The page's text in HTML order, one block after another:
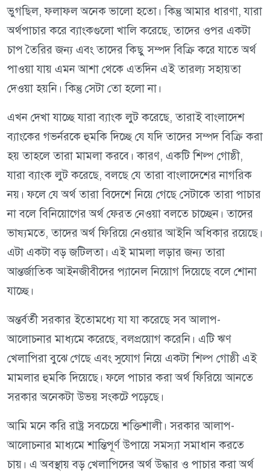
ভুগছিল, ফলাফল অনেক ভালো হতো। কিন্তু আমার ধারণা, যারা
অর্থপাচার করে ব্যাংকগুলো খালি করেছে, তাদের ওপর একটা
চাপ তৈরির জন্য এবং তাদের কিছু সম্পদ বিক্রি করে যাতে অর্থ
পাওয়া যায় এমন আশা থেকে এতদিন এই তারল্য সহায়তা
দেওয়া হয়নি। কিন্তু সেটা তো হলো না।
এখন দেখা যাচ্ছে যারা ব্যাংক লুট করেছে, তারাই বাংলাদেশ
ব্যাংকের গভর্নরকে হুমকি দিচ্ছে যে যদি তাদের সম্পদ বিক্রি করা
হয় তাহলে তারা মামলা করবে। কারণ, একটি শিল্প গোষ্ঠী,
যারা ব্যাংক লুট করেছে, বলছে যে তারা বাংলাদেশের নাগরিক
নয়। ফলে যে অর্থ তারা বিদেশে নিয়ে গেছে সেটাকে তারা পাচার
না বলে বিনিয়োগের অর্থ ফেরত নেওয়া বলতে চাচ্ছেন। তাদের
ভাষ্যমতে, তাদের অর্থ ফিরিয়ে নেওয়ার আইনি অধিকার রয়েছে।
এটা একটা বড় জটিলতা। এই মামলা লড়ার জন্য তারা
আন্তর্জাতিক আইনজীবীদের প্যানেল নিয়োগ দিয়েছে বলে শোনা
যাচ্ছে।
অন্তর্বর্তী সরকার ইতোমধ্যে যা যা করেছে সব আলাপ-
আলোচনার মাধ্যমে করেছে, বলপ্রয়োগ করেনি। এটি ঋণ
খেলাপিরা বুঝে গেছে এবং সুযোগ নিয়ে একটা শিল্প গোষ্ঠী এই
মামলার হুমকি দিয়েছে। ফলে পাচার করা অর্থ ফিরিয়ে আনতে
সরকার অনেকটা উভয় সংকটে পড়েছে।
আমি মনে করি রাষ্ট্র সবচেয়ে শক্তিশালী। সরকার আলাপ-
আলোচনার মাধ্যমে শান্তিপূর্ণ উপায়ে সমস্যা সমাধান করতে
চায়। এ অবস্থায় বড় খেলাপিদের অর্থ উদ্ধার ও পাচার করা অর্থ